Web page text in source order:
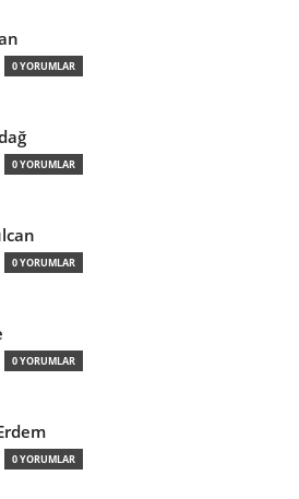
0 YORUMLAR
0 YORUMLAR
0 YORUMLAR
0 YORUMLAR
0 YORUMLAR